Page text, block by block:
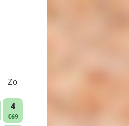
Zo
4
€69